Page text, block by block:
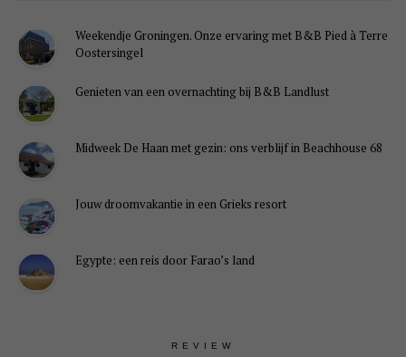
Weekendje Groningen. Onze ervaring met B&B Pied à Terre
Oostersingel
Genieten van een overnachting bij B&B Landlust
Midweek De Haan met gezin: ons verblijf in Beachhouse 68
Jouw droomvakantie in een Grieks resort
Egypte: een reis door Farao’s land
REVIEW